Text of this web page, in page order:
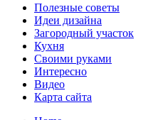
Полезные советы
Идеи дизайна
Загородный участок
Кухня
Своими руками
Интересно
Видео
Карта сайта